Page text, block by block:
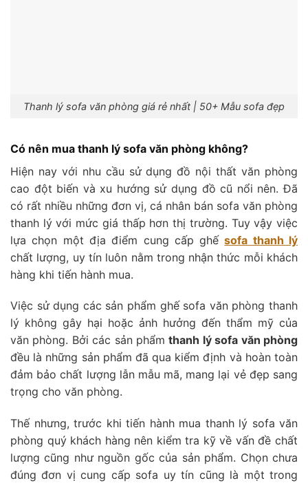
Thanh lý sofa văn phòng giá rẻ nhất | 50+ Mẫu sofa đẹp
Có nên mua thanh lý sofa văn phòng không?
Hiện nay với nhu cầu sử dụng đồ nội thất văn phòng
cao đột biến và xu hướng sử dụng đồ cũ nổi nên. Đã
có rất nhiều những đơn vị, cá nhân bán sofa văn phòng
thanh lý với mức giá thấp hơn thị trường. Tuy vậy việc
lựa chọn một địa điểm cung cấp ghếsofa thanh lý
chất lượng, uy tín luôn nằm trong nhận thức mỗi khách
hàng khi tiến hành mua.
Việc sử dụng các sản phẩm ghế sofa văn phòng thanh
lý không gây hại hoặc ảnh hưởng đến thẩm mỹ của
văn phòng. Bởi các sản phẩmthanh lý sofa văn phòng
đều là những sản phẩm đã qua kiểm định và hoàn toàn
đảm bảo chất lượng lẫn mẫu mã, mang lại vẻ đẹp sang
trọng cho văn phòng.
Thế nhưng, trước khi tiến hành mua thanh lý sofa văn
phòng quý khách hàng nên kiểm tra kỹ về vấn đề chất
lượng cũng như nguồn gốc của sản phẩm. Chọn chưa
đúng đơn vị cung cấp sofa uy tín cũng là một trong